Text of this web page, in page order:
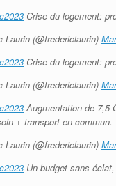
Crise du logement:
(@fredericlaurin)
Crise du logement:
(@fredericlaurin)
Augmentation de 7,5
+ transport en commun.
(@fredericlaurin)
Un budget sans